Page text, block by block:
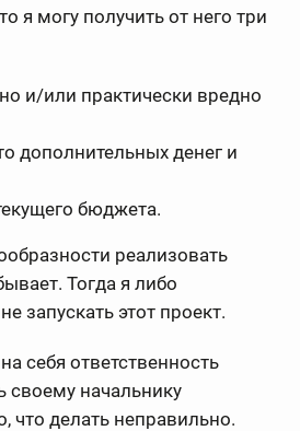
я могу получить от него три
и/или практически вредно
дополнительных денег и
бюджета.
реализовать
Тогда я либо
запускать этот проект.
себя ответственность
своему начальнику
что делать неправильно.